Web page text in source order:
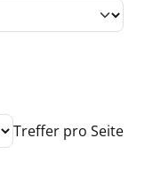
Treffer pro Seite